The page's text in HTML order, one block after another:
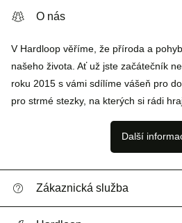
O nás
V Hardloop věříme, že příroda a
našeho života. Ať už jste začátečník
roku 2015 s vámi sdílíme vášeň pro
pro strmé stezky, na kterých si rádi
Další
Zákaznická služba